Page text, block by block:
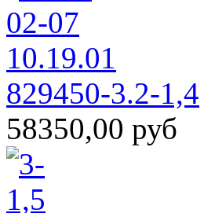
829450-3.2-1,4
58350,00 руб